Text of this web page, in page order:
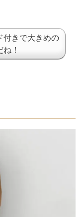
付きで大きめの
！